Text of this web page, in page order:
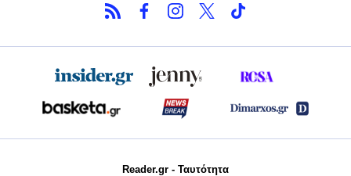
Reader.gr - Ταυτότητα